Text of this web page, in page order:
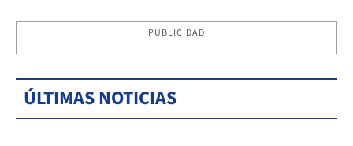
PUBLICIDAD
ÚLTIMAS NOTICIAS